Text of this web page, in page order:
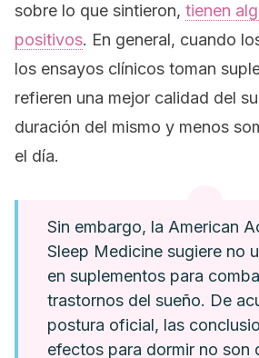
sobre lo que sintieron, tienen
positivos. En general, cuando
los ensayos clínicos toman
refieren una mejor calidad del
duración del mismo y menos
el día.
Sin embargo, la American
Sleep Medicine sugiere no
en suplementos para
trastornos del sueño. De
postura oficial, las
efectos para dormir no son